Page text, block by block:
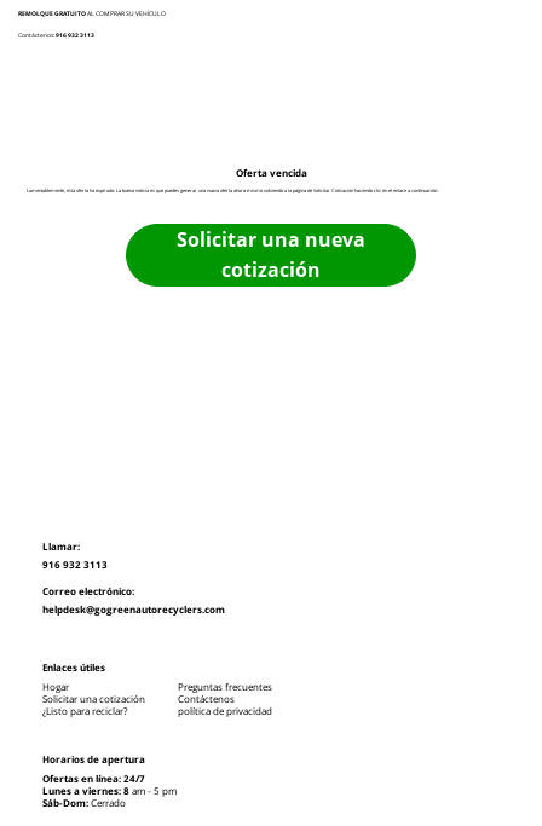
REMOLQUE GRATUITOAL COMPRAR SU VEHÍCULO
Contáctenos:916 932 3113
Oferta vencida
Lamentablemente, esta oferta ha expirado. La buena noticia es que puedes generar una nueva oferta ahora mismo volviendo a la página de Solicitar Cotización haciendo clic en el enlace a continuación:
Solicitar una nueva
cotización
Llamar:
916 932 3113
Correo electrónico:
helpdesk@gogreenautorecyclers.com
Horarios de apertura
Ofertas en línea: 24/7
Lunes a viernes: 8am - 5 pm
Sáb-Dom:Cerrado
Enlaces útiles
Hogar
Solicitar una cotización
¿Listo para reciclar?
Preguntas frecuentes
Contáctenos
política de privacidad